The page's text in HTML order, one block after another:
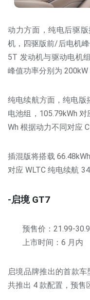
动力方面，纯电后驱
机，四驱版前/后电机
5T 发动机与驱动电机
峰值功率分别为 200kW
纯电续航方面，纯电版
电池组，105.79kWh
Wh 根据动力不同对应
插混版将搭载
对应 WLTC 纯电续航
-启境 GT7
预售价：21.99-
上市时间：6 月内
启境品牌推出的首款车
共推出 4 款配置，预售